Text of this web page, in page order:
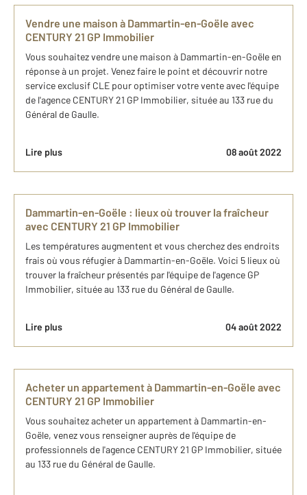
Vendre une maison à Dammartin-en-Goële avec
CENTURY 21 GP Immobilier
Vous souhaitez vendre une maison à Dammartin-en-Goële en
réponse à un projet. Venez faire le point et découvrir notre
service exclusif CLE pour optimiser votre vente avec l'équipe
de l'agence CENTURY 21 GP Immobilier, située au 133 rue du
Général de Gaulle.
Lire plus 08 août 2022
Dammartin-en-Goële : lieux où trouver la fraîcheur
avec CENTURY 21 GP Immobilier
Les températures augmentent et vous cherchez des endroits
frais où vous réfugier à Dammartin-en-Goële. Voici 5 lieux où
trouver la fraîcheur présentés par l'équipe de l'agence GP
Immobilier, située au 133 rue du Général de Gaulle.
Lire plus 04 août 2022
Acheter un appartement à Dammartin-en-Goële avec
CENTURY 21 GP Immobilier
Vous souhaitez acheter un appartement à Dammartin-en-
Goële, venez vous renseigner auprès de l'équipe de
professionnels de l'agence CENTURY 21 GP Immobilier, située
au 133 rue du Général de Gaulle.